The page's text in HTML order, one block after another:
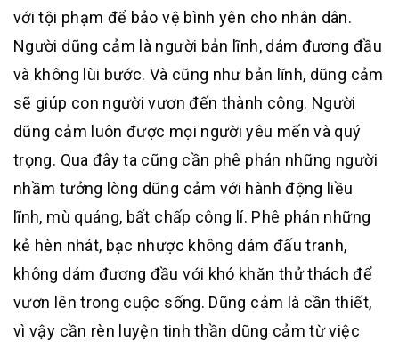
với tội phạm để bảo vệ bình yên cho nhân dân.
Người dũng cảm là người bản lĩnh, dám đương đầu
và không lùi bước. Và cũng như bản lĩnh, dũng cảm
sẽ giúp con người vươn đến thành công. Người
dũng cảm luôn được mọi người yêu mến và quý
trọng. Qua đây ta cũng cần phê phán những người
nhầm tưởng lòng dũng cảm với hành động liều
lĩnh, mù quáng, bất chấp công lí. Phê phán những
kẻ hèn nhát, bạc nhược không dám đấu tranh,
không dám đương đầu với khó khăn thử thách để
vươn lên trong cuộc sống. Dũng cảm là cần thiết,
vì vậy cần rèn luyện tinh thần dũng cảm từ việc